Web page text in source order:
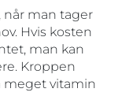
man tager
Hvis kosten
man kan
Kroppen
meget vitamin